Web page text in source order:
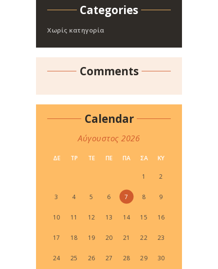
Categories
Χωρίς κατηγορία
Comments
Calendar
Αύγουστος 2026
ΔΕ ΤΡ ΤΕ ΠΕ ΠΑ ΣΑ ΚΥ
1 2
3 4 5 6 7 8 9
10 11 12 13 14 15 16
17 18 19 20 21 22 23
24 25 26 27 28 29 30